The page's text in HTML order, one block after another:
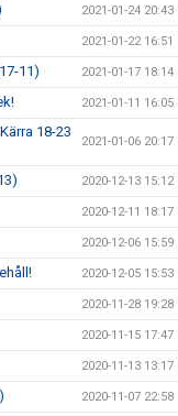
2021-01-24 20:43
2021-01-22 16:51
11) 2021-01-17 18:14
2021-01-11 16:05
18-23
2021-01-06 20:17
2020-12-13 15:12
2020-12-11 18:17
2020-12-06 15:59
2020-12-05 15:53
2020-11-28 19:28
2020-11-15 17:47
2020-11-13 13:17
2020-11-07 22:58